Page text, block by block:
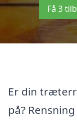
Få 3
Er din
på?